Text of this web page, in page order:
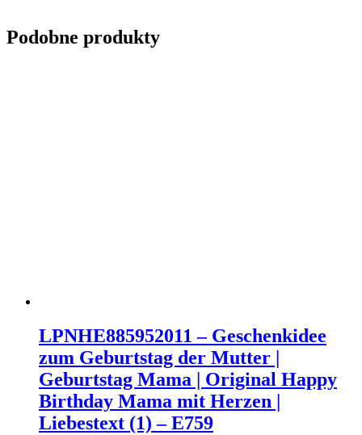
Podobne produkty
LPNHE885952011 – Geschenkidee
zum Geburtstag der Mutter |
Geburtstag Mama | Original Happy
Birthday Mama mit Herzen |
Liebestext (1) – E759